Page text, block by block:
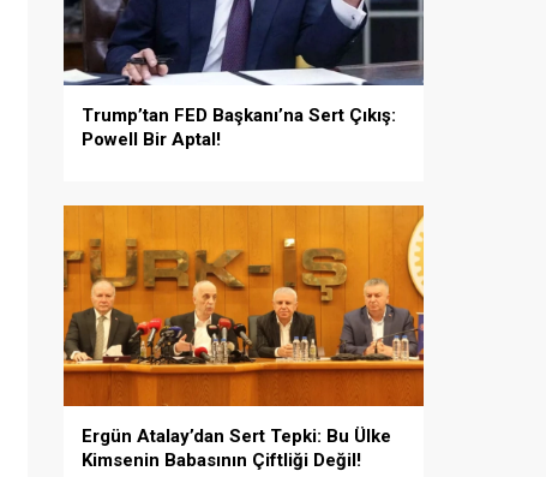
Trump’tan FED Başkanı’na Sert Çıkış:
Powell Bir Aptal!
Ergün Atalay’dan Sert Tepki: Bu Ülke
Kimsenin Babasının Çiftliği Değil!